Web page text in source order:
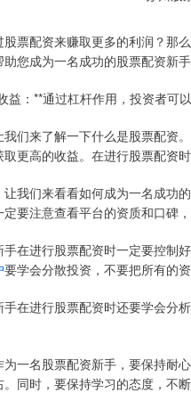
股票配资来赚取更多的利润？那
您成为一名成功的股票配资新手
益：**通过杠杆作用，投资者可
我们来了解一下什么是股票配资
更高的收益。在进行股票配资
让我们来看看如何成为一名成功
定要注意查看平台的资质和口碑
手在进行股票配资时一定要控制
要学会分散投资，不要把所有的
手在进行股票配资时还要学会分
为一名股票配资新手，要保持耐
同时，要保持学习的态度，不